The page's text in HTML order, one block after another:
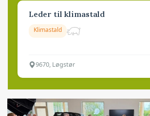
Leder til klimastald
Klimastald
9670, Løgstør